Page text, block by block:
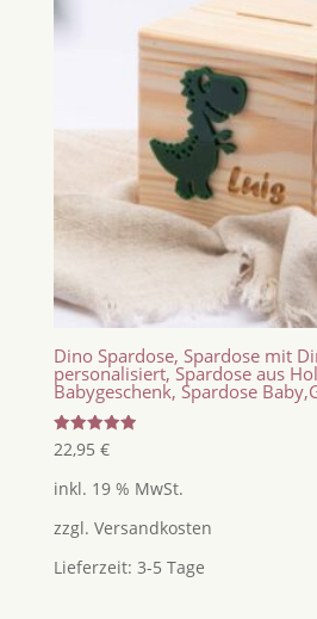
Dino Spardose, Spardose mit
personalisiert, Spardose aus
Babygeschenk, Spardose
Bewertet
mit
von 5
22,95 €
inkl. 19 % MwSt.
zzgl. Versandkosten
Lieferzeit: 3-5 Tage